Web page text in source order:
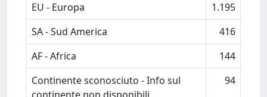
EU - Europa
1.195
SA - Sud America
416
AF - Africa
144
Continente sconosciuto - Info sul
94